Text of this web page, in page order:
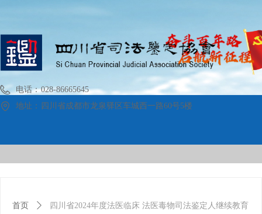
电话：028-86665645
地址：
四川省成都市龙泉驿区车城西一路60号5楼
首页 ꄲ 四川省2024年度法医临床 法医毒物司法鉴定人继续教育